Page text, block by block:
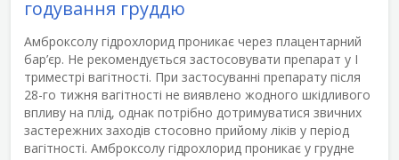
годування груддю
Амброксолу гідрохлорид проникає через плацентарний
бар’єр. Не рекомендується застосовувати препарат у І
триместрі вагітності. При застосуванні препарату після
28-го тижня вагітності не виявлено жодного шкідливого
впливу на плід, однак потрібно дотримуватися звичних
застережних заходів стосовно прийому ліків у період
вагітності. Амброксолу гідрохлорид проникає у грудне